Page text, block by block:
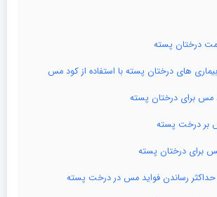
درختان پسته
های درختان پسته با استفاده از کود مس
مس برای درختان پسته
بر درخت پسته
برای درختان پسته
حداکثر رساندن فواید مس در درخت پسته